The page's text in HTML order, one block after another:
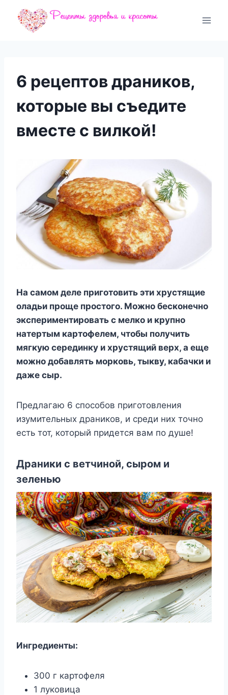
Перейти
содержимому
6 рецептов драников,
которые вы съедите
вместе с вилкой!
На самом деле приготовить эти хрустящие
оладьи проще простого. Можно бесконечно
экспериментировать с мелко и крупно
натертым картофелем, чтобы получить
мягкую серединку и хрустящий верх, а еще
можно добавлять морковь, тыкву, кабачки и
даже сыр.
Предлагаю 6 способов приготовления
изумительных драников, и среди них точно
есть тот, который придется вам по душе!
Драники с ветчиной, сыром и
зеленью
Ингредиенты:
300 г картофеля
1 луковица